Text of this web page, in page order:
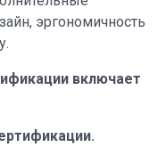
эргономичность
включает